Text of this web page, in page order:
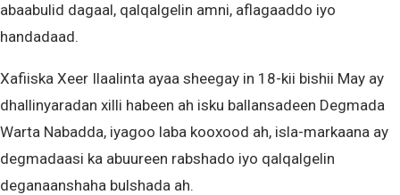
abaabulid dagaal, qalqalgelin amni, aflagaaddo iyo
handadaad.
Xafiiska Xeer Ilaalinta ayaa sheegay in 18-kii bishii May ay
dhallinyaradan xilli habeen ah isku ballansadeen Degmada
Warta Nabadda, iyagoo laba kooxood ah, isla-markaana ay
degmadaasi ka abuureen rabshado iyo qalqalgelin
deganaanshaha bulshada ah.